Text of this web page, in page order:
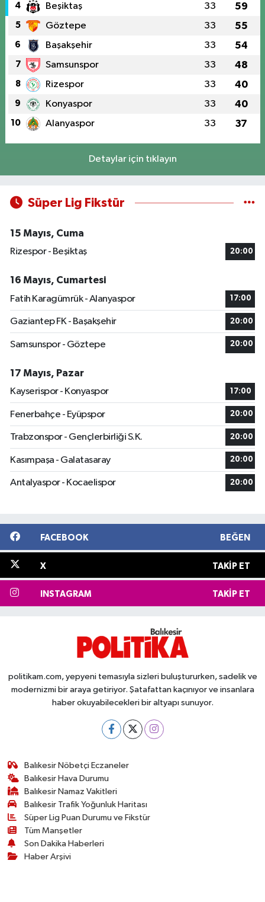
4 Beşiktaş 33 59
5 Göztepe 33 55
6 Başakşehir 33 54
7 Samsunspor 33 48
8 Rizespor 33 40
9 Konyaspor 33 40
10 Alanyaspor 33 37
Detaylar için tıklayın
Süper Lig Fikstür
15 Mayıs, Cuma
Rizespor - Beşiktaş
20:00
16 Mayıs, Cumartesi
Fatih Karagümrük - Alanyaspor
17:00
Gaziantep FK - Başakşehir 20:00
Samsunspor - Göztepe 20:00
17 Mayıs, Pazar
Kayserispor - Konyaspor
17:00
Fenerbahçe - Eyüpspor 20:00
Trabzonspor - Gençlerbirliği S.K. 20:00
Kasımpaşa - Galatasaray 20:00
Antalyaspor - Kocaelispor 20:00
FACEBOOK BEĞEN
X TAKIP ET
INSTAGRAM TAKIP ET
politikam.com, yepyeni temasıyla sizleri buluştururken, sadelik ve
modernizmi bir araya getiriyor. Şatafattan kaçınıyor ve insanlara
haber okuyabilecekleri bir altyapı sunuyor.
Balıkesir Nöbetçi Eczaneler
Balıkesir Hava Durumu
Balıkesir Namaz Vakitleri
Balıkesir Trafik Yoğunluk Haritası
Süper Lig Puan Durumu ve Fikstür
Tüm Manşetler
Son Dakika Haberleri
Haber Arşivi